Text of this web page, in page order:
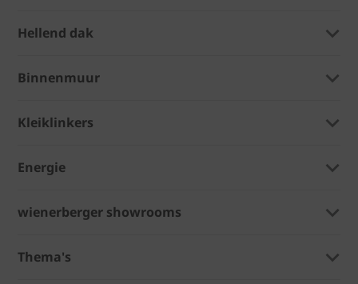
Hellend dak
Binnenmuur
Kleiklinkers
Energie
wienerberger showrooms
Thema's